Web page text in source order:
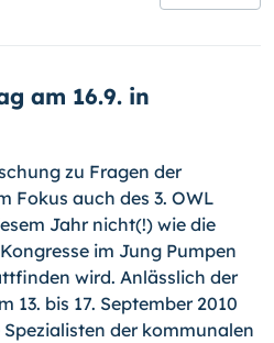
am 16.9. in
zu Fragen der
Fokus auch des 3. OWL
Jahr nicht(!) wie die
im Jung Pumpen
wird. Anlässlich der
13. bis 17. September 2010
der kommunalen